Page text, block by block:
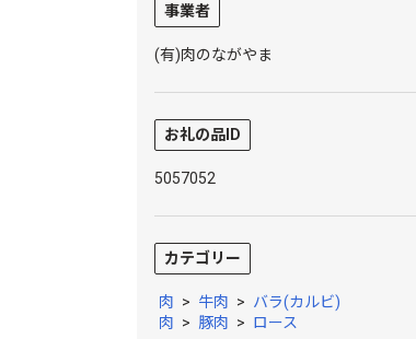
事業者
(有)肉のながやま
お礼の品ID
5057052
カテゴリー
肉 > 牛肉 > バラ(カルビ)
肉 > 豚肉 > ロース